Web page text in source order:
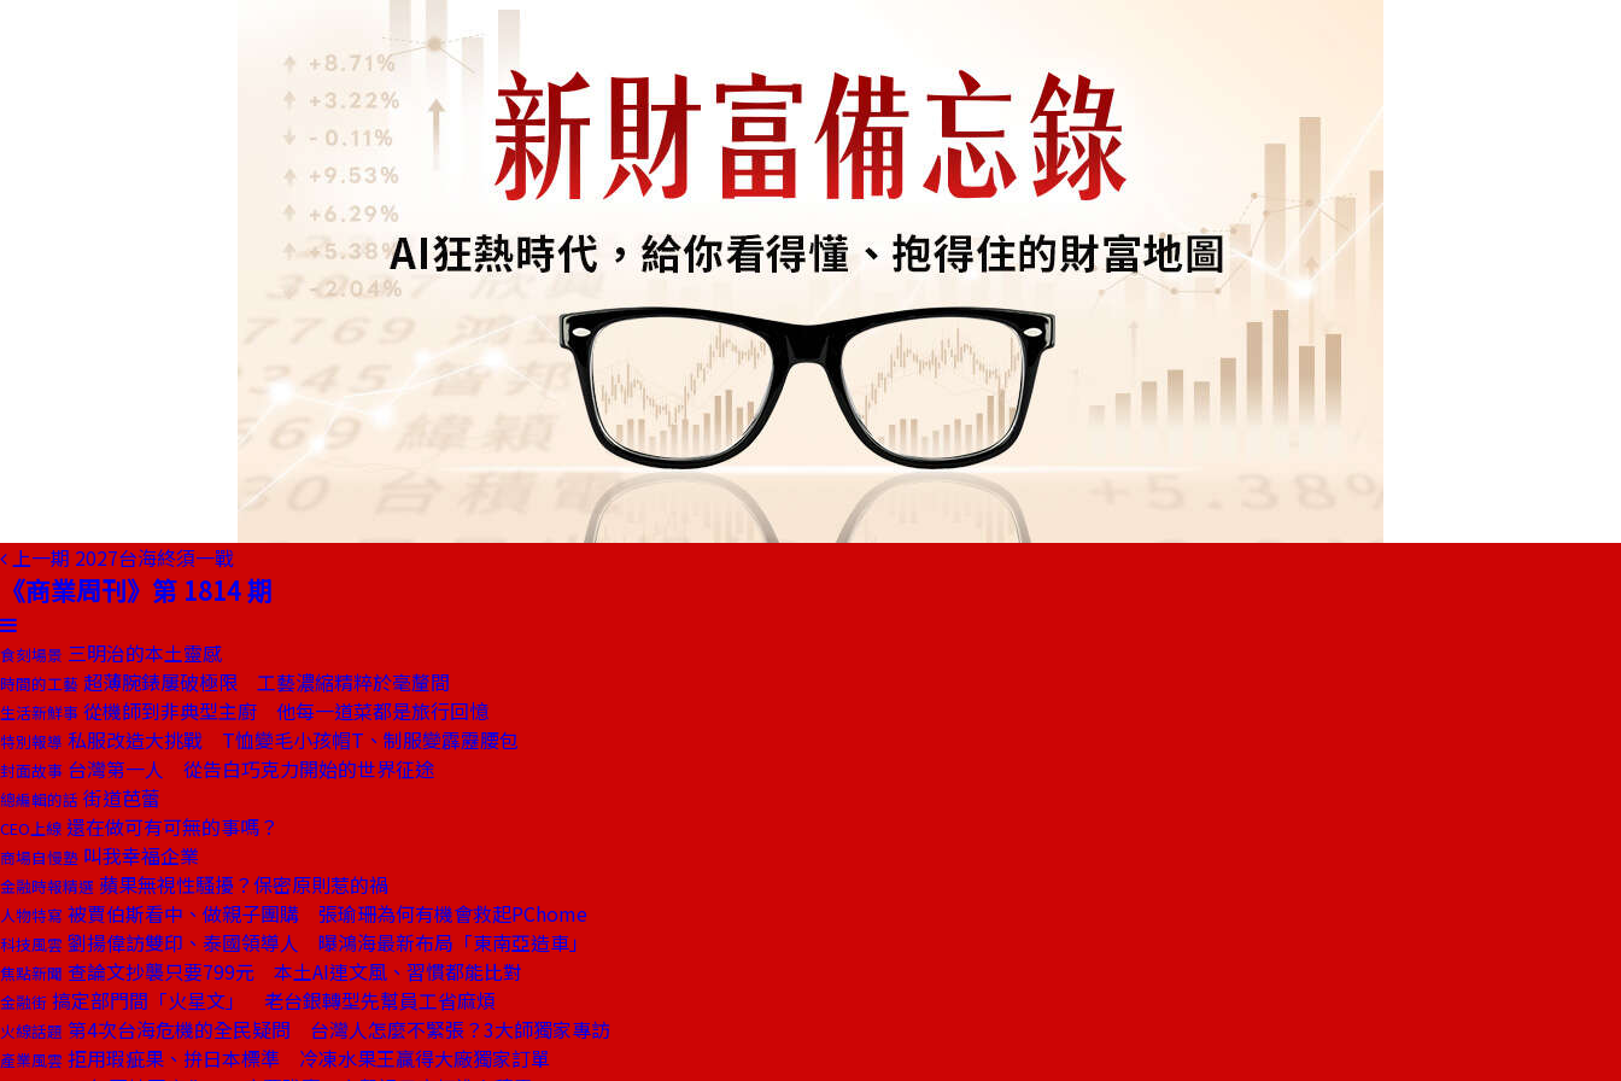
上一期 2027台海終須一戰
《商業周刊》第 1814 期
食刻場景 三明治的本土靈感
時間的工藝 超薄腕錶屢破極限 工藝濃縮精粹於毫釐間
生活新鮮事 從機師到非典型主廚 他每一道菜都是旅行回憶
特別報導 私服改造大挑戰 T恤變毛小孩帽T、制服變霹靂腰包
封面故事 台灣第一人 從告白巧克力開始的世界征途
總編輯的話 街道芭蕾
CEO上線 還在做可有可無的事嗎？
商場自慢塾 叫我幸福企業
金融時報精選 蘋果無視性騷擾？保密原則惹的禍
人物特寫 被賈伯斯看中、做親子團購 張瑜珊為何有機會救起PChome
科技風雲 劉揚偉訪雙印、泰國領導人 曝鴻海最新布局「東南亞造車」
焦點新聞 查論文抄襲只要799元 本土AI連文風、習慣都能比對
金融街 搞定部門間「火星文」 老台銀轉型先幫員工省麻煩
火線話題 第4次台海危機的全民疑問 台灣人怎麼不緊張？3大師獨家專訪
產業風雲 拒用瑕疵果、拚日本標準 冷凍水果王贏得大廠獨家訂單